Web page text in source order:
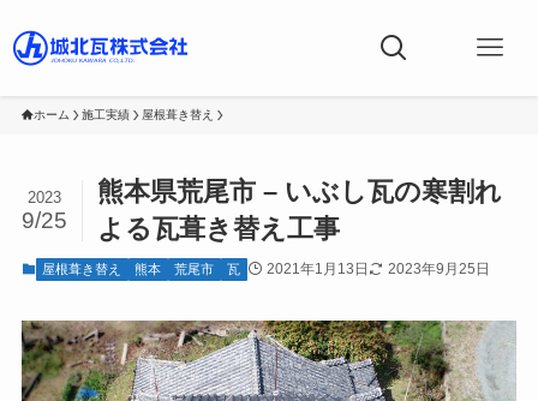
ホーム 施工実績 屋根葺き替え
熊本県荒尾市 – いぶし瓦の寒割れ
よる瓦葺き替え工事
2023
9/25
屋根葺き替え 熊本 荒尾市 瓦 2021年1月13日 2023年9月25日